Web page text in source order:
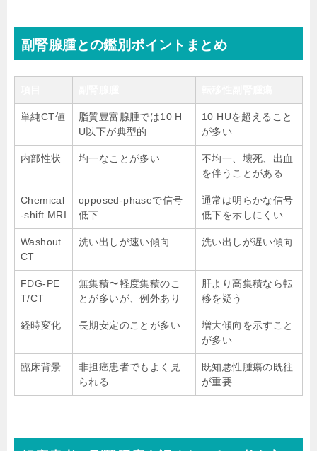
副腎腺腫との鑑別ポイントまとめ
単純CT値
脂質豊富腺腫では10 H
U以下が典型的
10 HUを超えること
が多い
内部性状 均一なことが多い
不均一、壊死、出血
を伴うことがある
Chemical
-shift MRI
opposed-phaseで信号
低下
通常は明らかな信号
低下を示しにくい
Washout
CT
洗い出しが速い傾向 洗い出しが遅い傾向
FDG-PE
T/CT
無集積〜軽度集積のこ
とが多いが、例外あり
肝より高集積なら転
移を疑う
経時変化 長期安定のことが多い
増大傾向を示すこと
が多い
臨床背景
非担癌患者でもよく見
られる
既知悪性腫瘍の既往
が重要